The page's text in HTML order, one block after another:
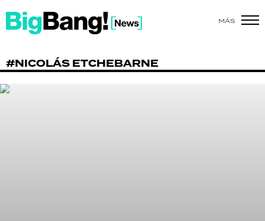
MÁS
#NICOLÁS ETCHEBARNE
SHOW
POLÍTICA